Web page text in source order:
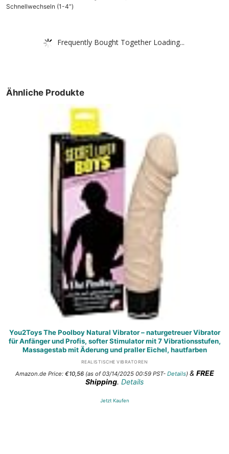
Schnellwechseln (1-4“)
Frequently Bought Together Loading...
Ähnliche Produkte
You2Toys The Poolboy Natural Vibrator – naturgetreuer Vibrator
für Anfänger und Profis, softer Stimulator mit 7 Vibrationsstufen,
Massagestab mit Äderung und praller Eichel, hautfarben
REALISTISCHE VIBRATOREN
Amazon.de Price: €10,56(as of 03/14/2025 00:59 PST- Details) & FREE
Shipping. Details
Jetzt Kaufen